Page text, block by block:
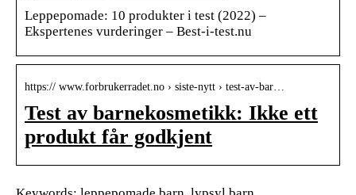
Leppepomade: 10 produkter i test (2022) –
Ekspertenes vurderinger – Best-i-test.nu
https:// www.forbrukerradet.no › siste-nytt › test-av-bar…
Test av barnekosmetikk: Ikke ett
produkt får godkjent